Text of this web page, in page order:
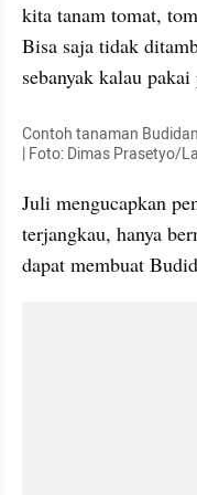
kita tanam tomat,
Bisa saja tidak
sebanyak kalau
Contoh tanaman
| Foto: Dimas Prasetyo/
Juli mengucapkan
terjangkau, hanya
dapat membuat